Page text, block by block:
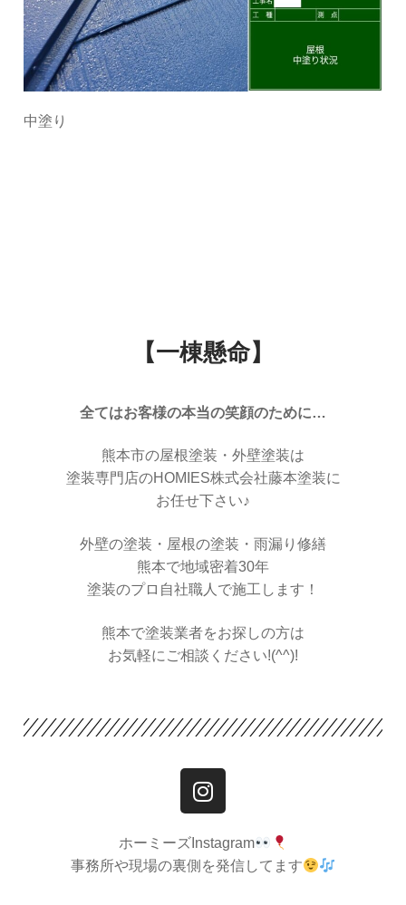
中塗り
【一棟懸命】
全てはお客様の本当の笑顔のために…
熊本市の屋根塗装・外壁塗装は
塗装専門店のHOMIES株式会社藤本塗装に
お任せ下さい♪
外壁の塗装・屋根の塗装・雨漏り修繕
熊本で地域密着30年
塗装のプロ自社職人で施工します！
熊本で塗装業者をお探しの方は
お気軽にご相談ください!(^^)!
ホーミーズInstagram
事務所や現場の裏側を発信してます